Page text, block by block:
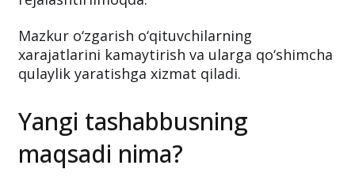
Mazkur o‘zgarish o‘qituvchilarning
xarajatlarini kamaytirish va ularga qo‘shimcha
qulaylik yaratishga xizmat qiladi.
Yangi tashabbusning
maqsadi nima?